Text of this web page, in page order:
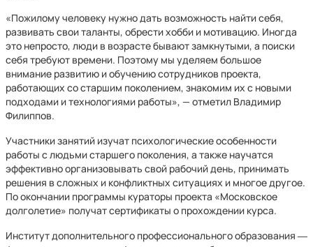
«Пожилому человеку нужно дать возможность найти себя,
развивать свои таланты, обрести хобби и мотивацию. Иногда
это непросто, люди в возрасте бывают замкнутыми, а поиски
себя требуют времени. Поэтому мы уделяем большое
внимание развитию и обучению сотрудников проекта,
работающих со старшим поколением, знакомим их с новыми
подходами и технологиями работы», — отметил Владимир
Филиппов.
Участники занятий изучат психологические особенности
работы с людьми старшего поколения, а также научатся
эффективно организовывать свой рабочий день, принимать
решения в сложных и конфликтных ситуациях и многое другое.
По окончании программы кураторы проекта «Московское
долголетие» получат сертификаты о прохождении курса.
Институт дополнительного профессионального образования ―